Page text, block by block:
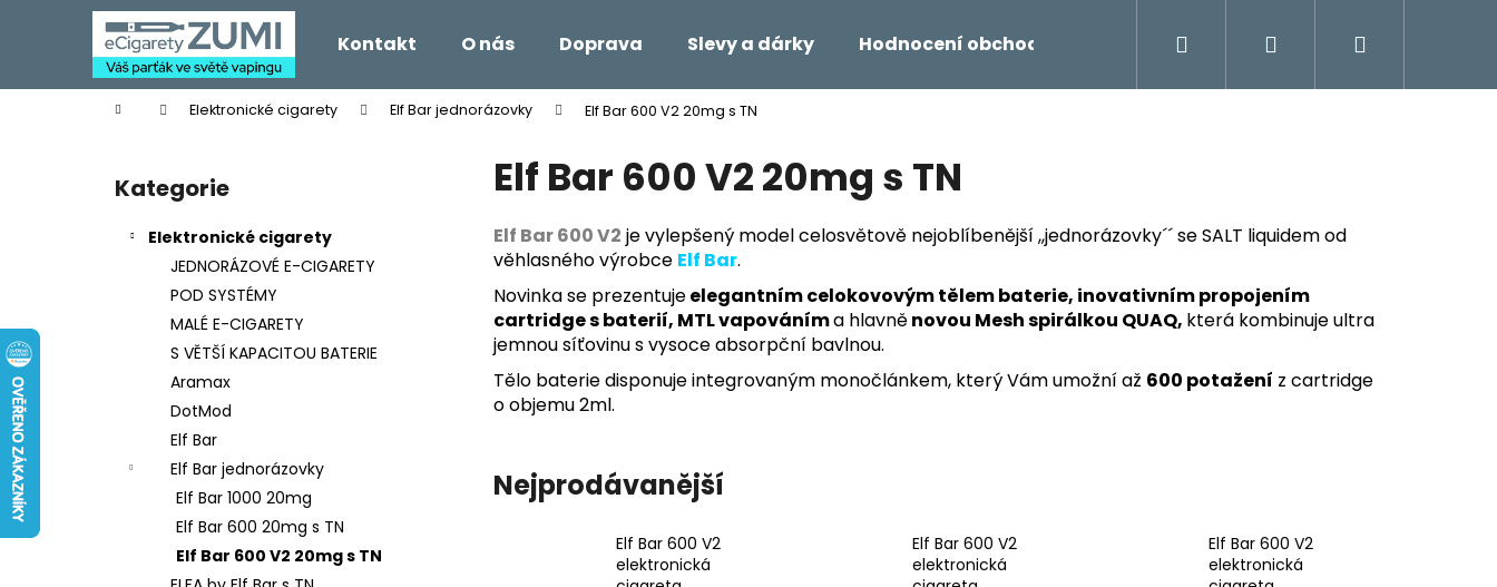
Kontakt O nás Doprava Slevy a dárky Hodnocení obchodu Napište námPřihlášení
Domů Elektronické cigarety Elf Bar jednorázovky Elf Bar 600 V2 20mg s TN
Přeskočit
kategorie
Kategorie
Elektronické cigarety
JEDNORÁZOVÉ E-CIGARETY
POD SYSTÉMY
MALÉ E-CIGARETY
S VĚTŠÍ KAPACITOU BATERIE
Aramax
DotMod
Elf Bar
Elf Bar jednorázovky
Elf Bar 1000 20mg
Elf Bar 600 20mg s TN
Elf Bar 600 V2 20mg s TN
Elf Bar 600 V2 20mg s TN
Elf Bar 600 V2 je vylepšený model celosvětově nejoblíbenější ,,jednorázovky´´ se SALT liquidem od
věhlasného výrobce Elf Bar.
Novinka se prezentujeelegantním celokovovým tělem baterie, inovativním propojením
cartridge s baterií, MTL vapováníma hlavněnovou Mesh spirálkou QUAQ, která kombinuje ultra
jemnou síťovinu s vysoce absorpční bavlnou.
Tělo baterie disponuje integrovaným monočlánkem, který Vám umožní až 600 potažení z cartridge
o objemu 2ml.
Nejprodávanější
Elf Bar 600 V2
elektronická
Elf Bar 600 V2
elektronická
Elf Bar 600 V2
elektronická
í
Zpět
do
Zpět
do
Co potřebujete najít?
HLEDAT
Doporučujeme
LIQUID ARAMAX 4PACK CIGAR
TOBACCO 4X10ML-18MG
558 Kč
LIQUID DEKANG MENTHOL 10ML - 6MG
198 Kč